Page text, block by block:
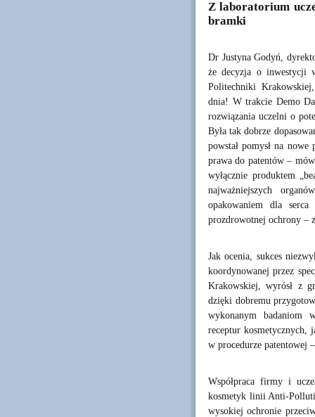
Z laboratorium
bramki
Dr Justyna Godyń,
że decyzja o inwestycji
Politechniki
dnia! W trakcie Demo
rozwiązania uczelni o
Była tak dobrze
powstał pomysł na
prawa do patentów –
wyłącznie produktem
najważniejszych
opakowaniem dla
prozdrowotnej ochrony –
Jak ocenia, sukces
koordynowanej przez
Krakowskiej, wyrósł z
dzięki dobremu
wykonanym badaniom
receptur kosmetycznych,
w procedurze patentowej
Współpraca firmy i
kosmetyk linii Anti-
wysokiej ochronie